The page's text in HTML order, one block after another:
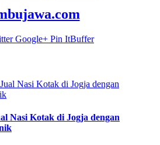
Google+ Pin ItBuffer
Nasi Kotak di Jogja dengan